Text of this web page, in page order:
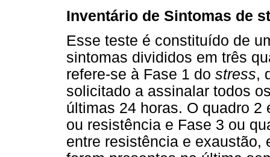
Inventário de Sintomas de
Esse teste é constituído de
sintomas divididos em três
refere-se à Fase 1 do stress,
solicitado a assinalar todos
últimas 24 horas. O quadro
ou resistência e Fase 3 ou
entre resistência e exaustão,